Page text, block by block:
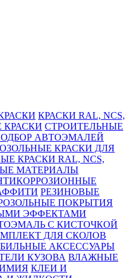
КРАСКИ RAL, NCS,
СТРОИТЕЛЬНЫЕ
АВТОЭМАЛЕЙ
КРАСКИ ДЛЯ
КРАСКИ RAL, NCS,
МАТЕРИАЛЫ
РЕЗИНОВЫЕ
ПОКРЫТИЯ
ЭФФЕКТАМИ
С КИСТОЧКОЙ
ДЛЯ СКОЛОВ
АКСЕССУАРЫ
КУЗОВА ВЛАЖНЫЕ
КЛЕИ И